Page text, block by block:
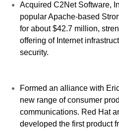
Acquired C2Net Software,
popular Apache-based
for about $42.7 million,
offering of Internet
security.
Formed an alliance with
new range of consumer
communications. Red Hat
developed the first product